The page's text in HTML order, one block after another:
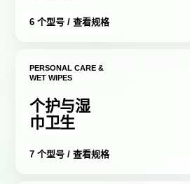
6 个型号 / 查看规格
PERSONAL CARE &
WET WIPES
个护与湿
巾卫生
7 个型号 / 查看规格